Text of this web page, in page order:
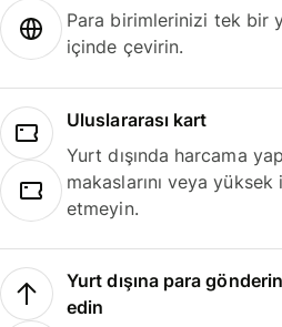
Para birimlerinizi tek bir
içinde çevirin.
Uluslararası kart
Yurt dışında harcama
makaslarını veya
etmeyin.
Yurt dışına para
edin